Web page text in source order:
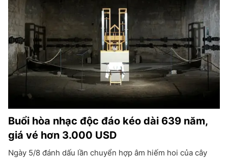
Buổi hòa nhạc độc đáo kéo dài 639 năm,
giá vé hơn 3.000 USD
Ngày 5/8 đánh dấu lần chuyển hợp âm hiếm hoi của cây